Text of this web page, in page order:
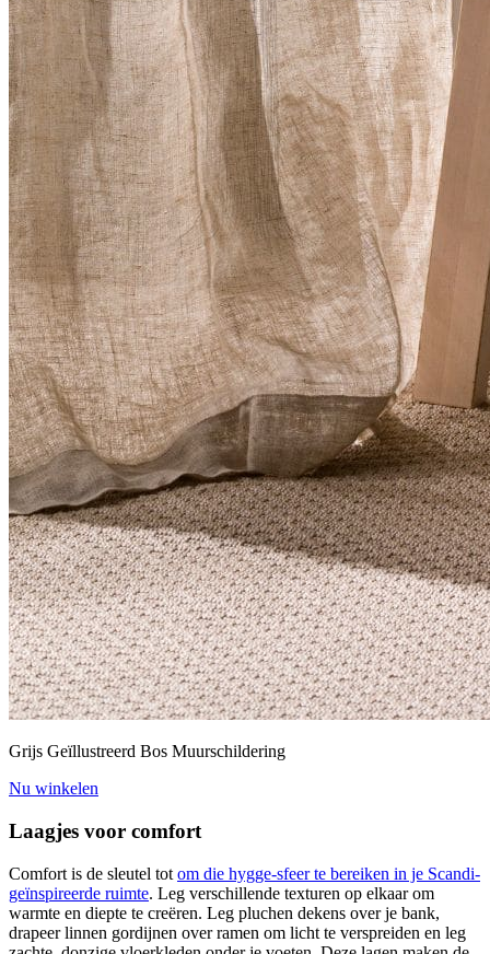
Grijs Geïllustreerd Bos Muurschildering
Nu winkelen
Laagjes voor comfort
Comfort is de sleutel tot om die hygge-sfeer te bereiken in je Scandi-
geïnspireerde ruimte. Leg verschillende texturen op elkaar om
warmte en diepte te creëren. Leg pluchen dekens over je bank,
drapeer linnen gordijnen over ramen om licht te verspreiden en leg